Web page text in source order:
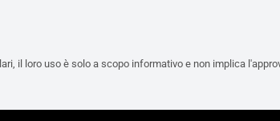
il loro uso è solo a scopo informativo e non implica